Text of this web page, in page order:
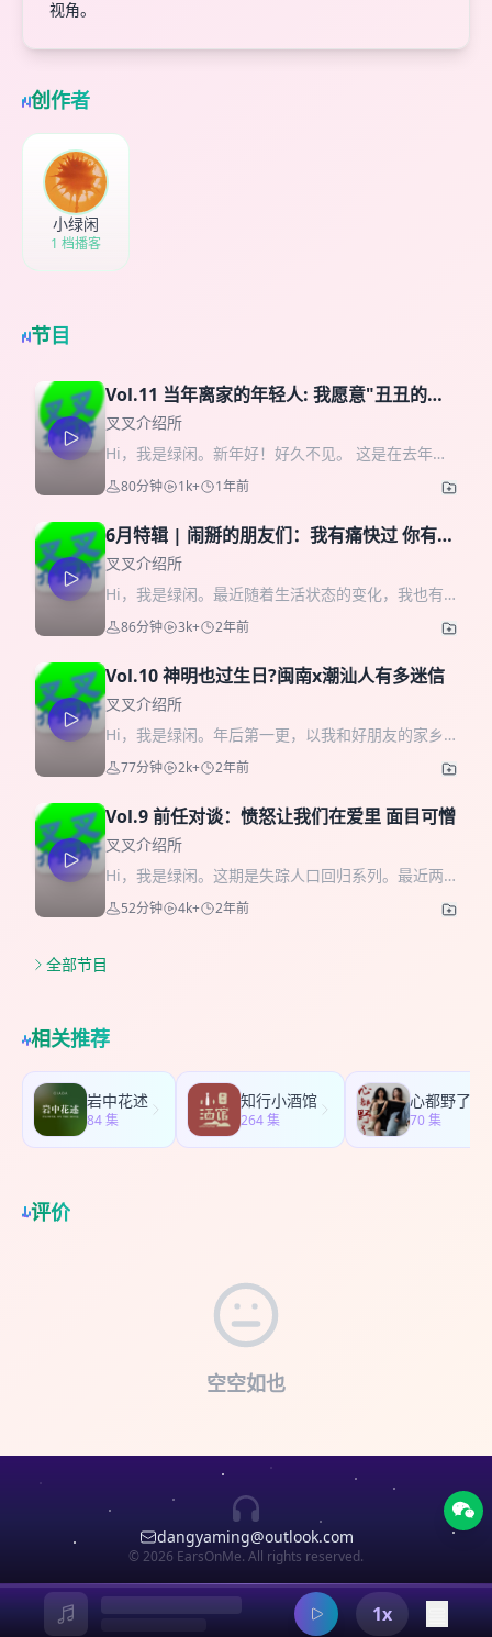
视角。
创作者
小绿闲
1 档播客
节目
Vol.11 当年离家的年轻人: 我愿意"丑丑的死
去"
叉叉介绍所
Hi，我是绿闲。新年好！好久不见。 这是在去年就
录制好的一期节目，迟迟没有发出。当天是边喝酒
边和朋友们打着视频录制的，录了4个多小时，剪成
辑的时候，才意识到我的心境和录制那时相比，已
经发生了翻天覆地的变化。惊讶于时间的威力。剪
辑的过程，会不断看见自己的傲慢、匮乏，也因此
我还是选择保留了很多已经失去时效性的表达。另
外，我已经剪掉了大量的口癖和语气词，但因为灯
见谅（如果一些口癖让你感到不舒服，我先道个歉
🧎：） 本期节目我邀请到了三位朋友，我们会聊
到： 离家后在一线城市生活的困境、几次“逃离”一
线城市的契机、家乡记忆以及“养老”焦虑和生存恐惧
…… 总之，这是一期朋友间很日常的对话，没有太刻
欢呢。 （对话中有一些“假设”情节，完全是在口
嗨。不会真的去做违法乱纪的事情。请不要审判
我。。🙏） 郑重感谢本期节目赞助商：只在微信小
程序能买到的新朋友——「营养工厂 UndoAge」对
体的路，精力有所回升，也推荐给朋友们。 如何购
们会抽取一位幸运听友免单一瓶 我自己在吃的
NMN！下单的朋友们记得来多多互动！ 【本期嘉
宾】： 小香：非科班出身文艺逼，普世矫情，立志
不渡文艺男。 老罗：台州姑娘，音乐人类学在读博
士 达禾：小香的男嘉宾 【本期主播】： 小绿闲：一
个大方向上的好人。 【时间戳】 ： 7:14 老罗弃
等大事 1:09:25 老罗：我可以接受我“丑丑的死去”
1:10:37 为什么小香会是绿闲可以“临终托孤”的对象
【节目介绍】： 这里是「叉叉介绍所」，一档为茶
余饭后、上下班路上解闷而生的节目。 没有太深刻
的议题和无聊的大道理，爹已经够多了，何必再多
一个电子爹。 我们只想聊聊朝九晚五之外的生活，
事，能够成和你一起看看楚门之外生活的契机。今
夜我不关心全人类，我只想fuck my life and make
a new one。 点击订阅，恭喜发财！ 【BGM】：好
き-杉本エマ
80分钟 1k+ 1年前
6月特辑 | 闹掰的朋友们：我有痛快过 你有没
有？
叉叉介绍所
Hi，我是绿闲。最近随着生活状态的变化，我也有
了一些心境变化，比如说越来越能感知到30岁人的
恐惧。这种恐惧不在于衰老，而在于浓烈的那些情
友」是很平常的两个字，却总是掷地有声。不可否
认，我生活里有一大部分的“浓烈”，都是朋友带来
的。我们时常能从朋友身上习得一些什么，朋友又
总能从我们身上带走一些什么，我们看似在交换友
谊，实则在交换我们的基因。我们和朋友，一场际
生活并不总是尽如人意，朋友会离开，青春会散
场，让我们最后的缅怀更像是一个不合时宜的遗腹
子。 今天的节目是一期加更，我本想把标题起作“跟
好朋友道歉 向坏朋友索命”，想想还是算了。本期节
目我邀请到了我的朋友哦一，我们会聊到： 闹掰的
朋友：友尽撕头花？朋友，我有痛快过你有没有 最
一样的思考发生。陈奕迅《最佳损友》里的歌词是
法再与你交心联手，毕竟难得有过最佳损友。从前
共你促膝把酒倾通宵都不够，我有痛快过，你有没
有？ 想跟好朋友道歉，我是一个不那么合格的朋
友，也向“坏朋友”道别吧，不索命了，祝你好，今
人，阿绿的“缓友” 【本期主播】： 小绿闲： 某音百
万粉断更情感博主；曾搬砖于颈部咨询公司、知名
网红工作室、女性员工占比90%消费品创业公司；
小渔村，现居魔都，双子座，intp，正经的、不正
视角。 【时间戳】 ： 06:25 交友就像斗地主：牌运
比牌技更重要 07:07 该死的绿闲：断崖式消失2年，
该给朋友磕头下跪！ 12:22 亦敌亦友？我们同病相
怜，却又彼此折磨 17:18 不想撕破脸、互扯头花、
恨到失心疯？那些走散或闹掰的朋友 34:05 和这样
的人做朋友？达咩！ 38:22 排他的友谊：蠢事做
尽，尴尬到抠脚的回忆罪证大盘点 43:41 重色轻
友？容我狡辩！ 1:11:01 我们是傲慢的“度假者”：窃
取小镇青年身上的“烟火气” 1:20:14 上野千鹤子：交
86分钟 3k+ 2年前
Vol.10 神明也过生日?闽南x潮汕人有多迷信
叉叉介绍所
Hi，我是绿闲。年后第一更，以我和好朋友的家乡
闽南x潮汕相关的内容跟大家见面。本期邀请了我的
好朋友阿荣，和大家分享我们眼中的闽南和潮汕。
食文化、丧葬文化、命理文化、饮茶文化，甚至..偷
渡“文化”、闽南和潮汕地区是否排外、是否重男轻
女... （刚过完年不久，我俩的家乡口音也都还没能
完全调回来，而且这一期有很多的脏话和口癖，也
有很多“地域自黑”，如果对此介意的朋友，可以关掉
了一个小小的听友群，如果大家对本期内容的未完
ALv_0511（希望加微信的听友能备注从哪里第一次
了解到叉叉介绍所，比如小宇宙、小红书、抖音）
【本期嘉宾】 阿荣：潮汕扑摸话传承人、公务员预
备役，刚失恋。 【本期主播】 小绿闲： 某音百万粉
或许能给出一些【标准答案】以外的【不正确】视
角。 【时间戳】 05:27 婚宴流水席：16道菜，人间
有味在闽南 11:47 神明也要过生日！乡亲宴请神明
看脱衣舞？ 20:04 闽南丧葬：丧事喜办！DJ放起，
亲友团City walk，哭丧也能找替身 25:14 一命二运
三风水？闽南人对“八字”有多执着 27:33 追男宝？国
学：掷筊杯、抽签、听香 41:23 绿妈与佛祖的“神交”
48:49 潮汕x闽南共性：饮茶饮食文化、?重男轻女、
脏话、宗教文化、宗族文化 58:30 了解更多闽南文
化：闽南语歌歌单推荐+台湾文学作者推荐 （歌单：
* 云中月圆 -王识贤/孙淑媚 * 星星知我心 -方文琳 *
甘愿 -彭佳慧 * 牵阮的手 -苏打绿 * 走马灯-梅花三
姐妹 * 金包银 * 酒干倘卖无 * 起肖诶风-汤姆与哈克
* 后山的山 -汤姆与哈克 * 忧愁 -小安 * 无眠 - 苏打
77分钟 2k+ 2年前
Vol.9 前任对谈：愤怒让我们在爱里 面目可憎
叉叉介绍所
Hi，我是绿闲。这期是失踪人口回归系列。最近两
个月更新频率比较低，一方面私活很忙（可惜没怎
么挣到钱）；另一方面，我用这两个月时间，做了
选择三位股东朋友赠送 200 元的阁楼APP优惠券(限
双周方案使用）。同时还有阳光普照奖，下载阁楼
APP 注册时使用我们播客的专属邀请码 【0511】
可以享受 50 元专属优惠券。感谢金主妈妈~ 这次我
依然邀请了我的老朋友小谭，就着心理咨询的话
题，聊聊亲密关系中那些无力感和无端的愤怒，以
师的帮助下，我感受到了绿闲的变化 设置安全词，
让情绪悬崖勒马 开解自己是一项技术活，这两本书
带你入门 …… 我们也建了一个小小的听友群，如果
槽，入群添加微信：ALv_0511（希望加微信的听友
更情感博主；曾搬砖于颈部咨询公司、知名网红工
作室、女性员工占比90%消费品创业公司；把“被女
德账号挂过”写进了个人简历。 生长于闽南小渔村，
现居魔都，双子座，intp，正经的、不正经的，都
有所涉猎。 打工6年，但社会化程度低，因此或许能
给出一些【标准答案】以外的【不正确】视角。
【时间戳】 03:29 绿闲：为什么我要去做心理咨
询？因为我有“病” 05:29 前夫哥现场开扒：绿闲是怎
52分钟 4k+ 2年前
全部节目
相关推荐
岩中花述
84 集
知行小酒馆
264 集 70 集
评价
空空如也
dangyaming@outlook.com
© 2026 EarsOnMe. All rights reserved.
1x